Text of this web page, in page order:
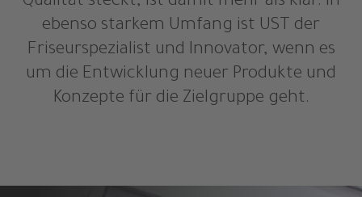
ebenso starkem Umfang ist UST der
Friseurspezialist und Innovator, wenn es
um die Entwicklung neuer Produkte und
Konzepte für die Zielgruppe geht.